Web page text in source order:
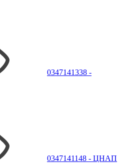
0347141338 -
0347141148 - ЦНАП